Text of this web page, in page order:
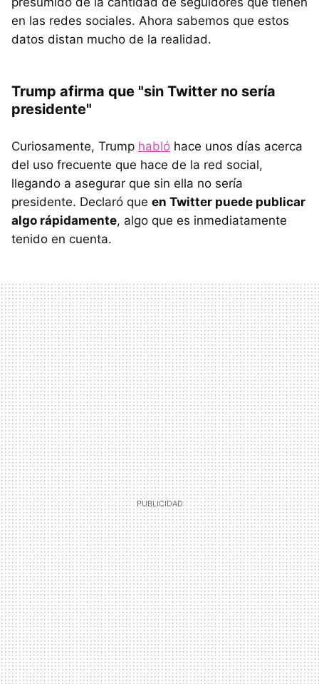
en las redes sociales. Ahora sabemos que estos
datos distan mucho de la realidad.
Trump afirma que "sin Twitter no sería
presidente"
Curiosamente, Trump habló hace unos días acerca
del uso frecuente que hace de la red social,
llegando a asegurar que sin ella no sería
presidente. Declaró que en Twitter puede publicar
algo rápidamente, algo que es inmediatamente
tenido en cuenta.